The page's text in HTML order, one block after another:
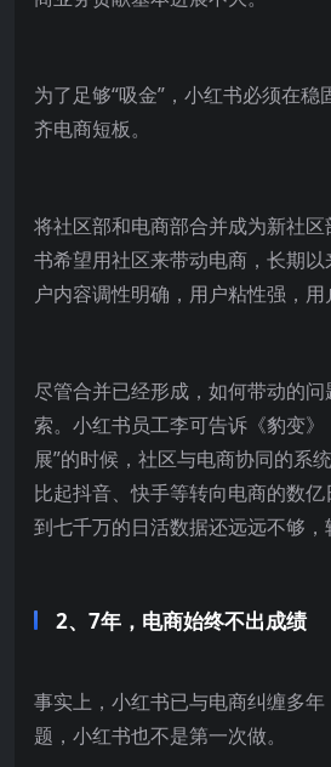
为了足够“吸金”，小红书必须在
齐电商短板。
将社区部和电商部合并成为新社
书希望用社区来带动电商，长期
户内容调性明确，用户粘性强，用
尽管合并已经形成，如何带动的
索。小红书员工李可告诉《豹变
展”的时候，社区与电商协同的系
比起抖音、快手等转向电商的数
到七千万的日活数据还远远不够，
2、7年，电商始终不出成绩
事实上，小红书已与电商纠缠多年
题，小红书也不是第一次做。